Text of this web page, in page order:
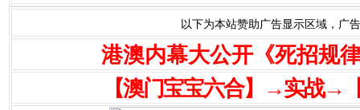
以下为本站赞助广告显示区域，广
港澳内幕大公开《死招规
【澳门宝宝六合】→实战→